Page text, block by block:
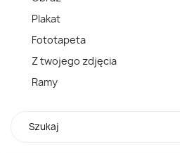
Plakat
Fototapeta
Z twojego zdjęcia
Ramy